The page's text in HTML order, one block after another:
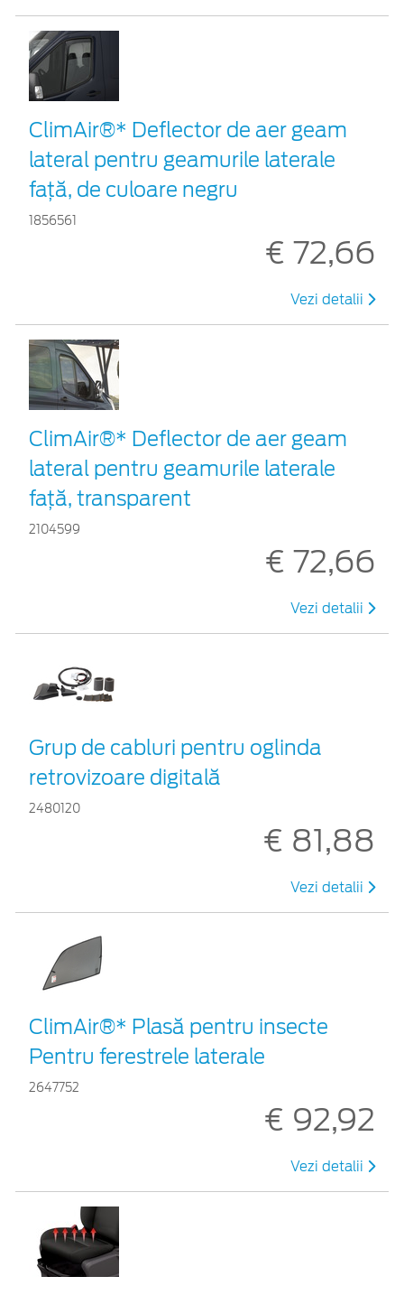
ClimAir®* Deflector de aer geam
lateral pentru geamurile laterale
faţă, de culoare negru
1856561
€ 72,66
Vezi detalii
ClimAir®* Deflector de aer geam
lateral pentru geamurile laterale
faţă, transparent
2104599
€ 72,66
Vezi detalii
Grup de cabluri pentru oglinda
retrovizoare digitală
2480120
€ 81,88
Vezi detalii
ClimAir®* Plasă pentru insecte
Pentru ferestrele laterale
2647752
€ 92,92
Vezi detalii